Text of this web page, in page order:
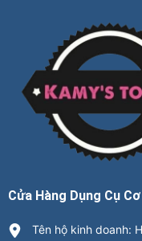
Cửa Hàng Dụng Cụ
Tên hộ kinh doanh: